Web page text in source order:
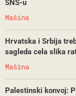
SNS-u
Mašina
Hrvatska i Srbija
sagleda cela slika
Mašina
Palestinski konvoj: